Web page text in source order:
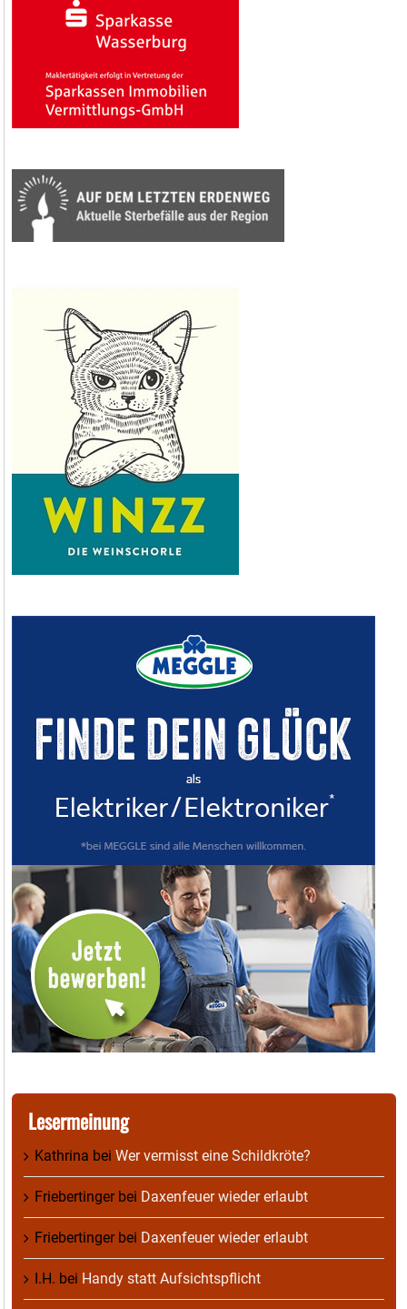
Lesermeinung
Kathrina bei Wer vermisst eine Schildkröte?
Friebertingerbei Daxenfeuer wieder erlaubt
Friebertingerbei Daxenfeuer wieder erlaubt
I.H. bei Handy statt Aufsichtspflicht